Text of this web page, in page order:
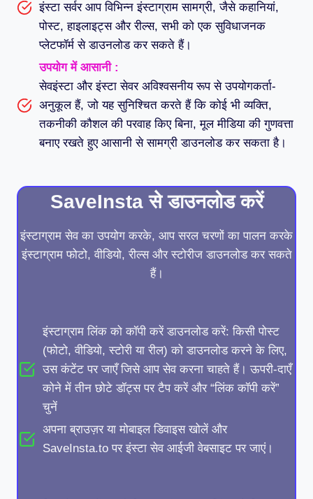
इंस्टा सर्वर आप विभिन्न इंस्टाग्राम सामग्री, जैसे कहानियां,
पोस्ट, हाइलाइट्स और रील्स, सभी को एक सुविधाजनक
प्लेटफॉर्म से डाउनलोड कर सकते हैं।
उपयोग में आसानी :
सेवइंस्टा और इंस्टा सेवर अविश्वसनीय रूप से उपयोगकर्ता-
अनुकूल हैं, जो यह सुनिश्चित करते हैं कि कोई भी व्यक्ति,
तकनीकी कौशल की परवाह किए बिना, मूल मीडिया की गुणवत्ता
बनाए रखते हुए आसानी से सामग्री डाउनलोड कर सकता है।
SaveInsta से डाउनलोड करें
इंस्टाग्राम सेव का उपयोग करके, आप सरल चरणों का पालन करके
इंस्टाग्राम फोटो, वीडियो, रील्स और स्टोरीज डाउनलोड कर सकते
हैं।
इंस्टाग्राम लिंक को कॉपी करें डाउनलोड करें: किसी पोस्ट
(फोटो, वीडियो, स्टोरी या रील) को डाउनलोड करने के लिए,
उस कंटेंट पर जाएँ जिसे आप सेव करना चाहते हैं। ऊपरी-दाएँ
कोने में तीन छोटे डॉट्स पर टैप करें और “लिंक कॉपी करें”
चुनें
अपना ब्राउज़र या मोबाइल डिवाइस खोलें और
SaveInsta.to पर इंस्टा सेव आईजी वेबसाइट पर जाएं।